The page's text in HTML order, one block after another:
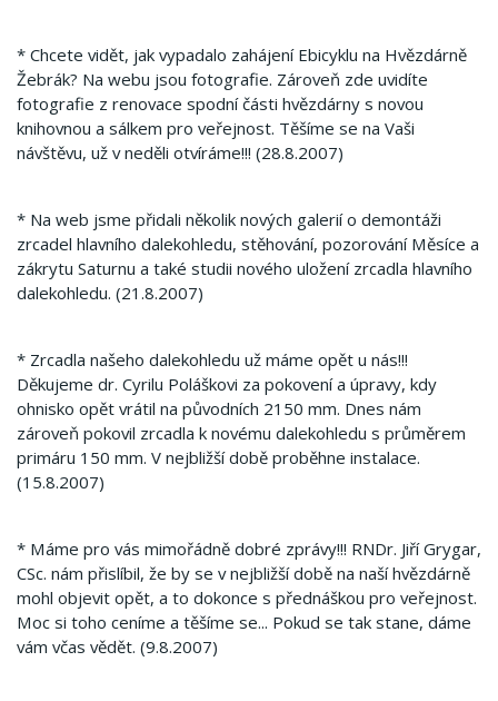
* Chcete vidět, jak vypadalo zahájení Ebicyklu na Hvězdárně
Žebrák? Na webu jsou fotografie. Zároveň zde uvidíte
fotografie z renovace spodní části hvězdárny s novou
knihovnou a sálkem pro veřejnost. Těšíme se na Vaši
návštěvu, už v neděli otvíráme!!! (28.8.2007)
* Na web jsme přidali několik nových galerií o demontáži
zrcadel hlavního dalekohledu, stěhování, pozorování Měsíce a
zákrytu Saturnu a také studii nového uložení zrcadla hlavního
dalekohledu. (21.8.2007)
* Zrcadla našeho dalekohledu už máme opět u nás!!!
Děkujeme dr. Cyrilu Poláškovi za pokovení a úpravy, kdy
ohnisko opět vrátil na původních 2150 mm. Dnes nám
zároveň pokovil zrcadla k novému dalekohledu s průměrem
primáru 150 mm. V nejbližší době proběhne instalace.
(15.8.2007)
* Máme pro vás mimořádně dobré zprávy!!! RNDr. Jiří Grygar,
CSc. nám přislíbil, že by se v nejbližší době na naší hvězdárně
mohl objevit opět, a to dokonce s přednáškou pro veřejnost.
Moc si toho ceníme a těšíme se... Pokud se tak stane, dáme
vám včas vědět. (9.8.2007)